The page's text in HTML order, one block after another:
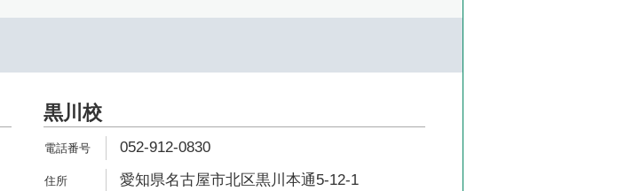
黒川校
052-912-0830
愛知県名古屋市北区黒川本通5-12-1